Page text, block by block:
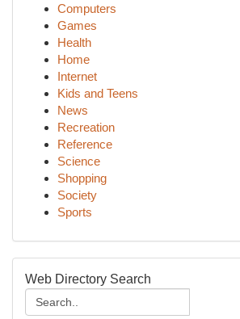
Computers
Games
Health
Home
Internet
Kids and Teens
News
Recreation
Reference
Science
Shopping
Society
Sports
Web Directory Search